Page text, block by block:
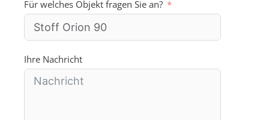
t
a
t
s
+
1
Für welches Objekt fragen Sie an?
Ihre Nachricht